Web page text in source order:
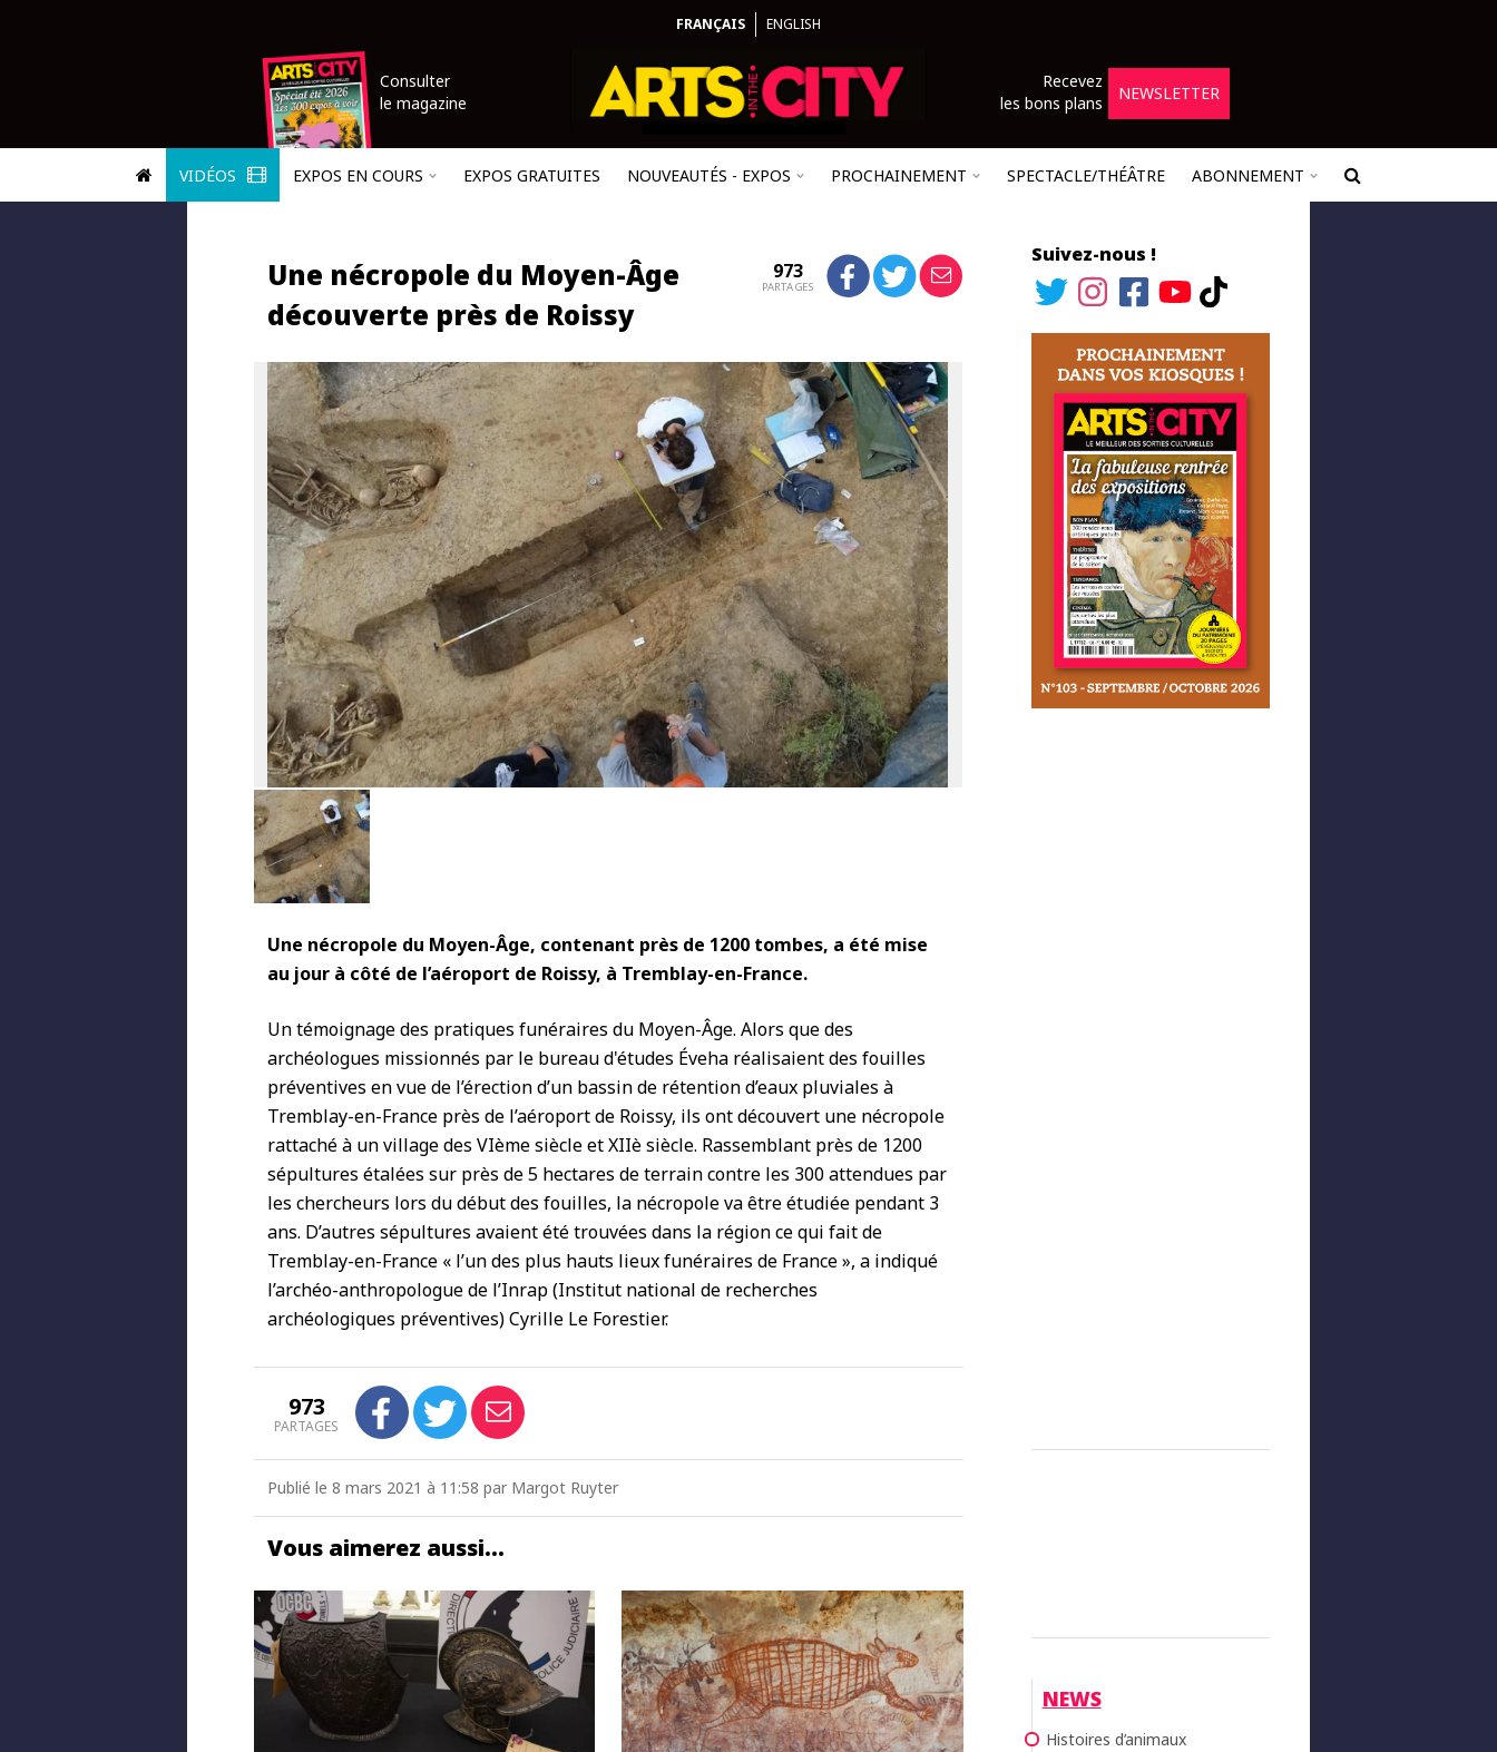
FRANÇAIS ENGLISH
Consulter
le magazine
Recevez
les bons plans
NEWSLETTER
VIDÉOS EXPOS EN COURS EXPOS GRATUITES NOUVEAUTÉS - EXPOS PROCHAINEMENT SPECTACLE/THÉÂTRE ABONNEMENT
Une nécropole du Moyen-Âge
découverte près de Roissy
973
PARTAGES
Une nécropole du Moyen-Âge, contenant près de 1200 tombes, a été mise
au jour à côté de l’aéroport de Roissy, à Tremblay-en-France.
Un témoignage des pratiques funéraires du Moyen-Âge. Alors que des
archéologues missionnés par le bureau d'études Éveha réalisaient des fouilles
préventives en vue de l’érection d’un bassin de rétention d’eaux pluviales à
Tremblay-en-France près de l’aéroport de Roissy, ils ont découvert une nécropole
rattaché à un village des VIème siècle et XIIè siècle. Rassemblant près de 1200
sépultures étalées sur près de 5 hectares de terrain contre les 300 attendues par
les chercheurs lors du début des fouilles, la nécropole va être étudiée pendant 3
ans. D’autres sépultures avaient été trouvées dans la région ce qui fait de
Tremblay-en-France « l’un des plus hauts lieux funéraires de France », a indiqué
l’archéo-anthropologue de l’Inrap (Institut national de recherches
archéologiques préventives) Cyrille Le Forestier.
973
PARTAGES
Publié le 8 mars 2021 à 11:58 par Margot Ruyter
Vous aimerez aussi…
Suivez-nous !
NEWS
Histoires d’animaux